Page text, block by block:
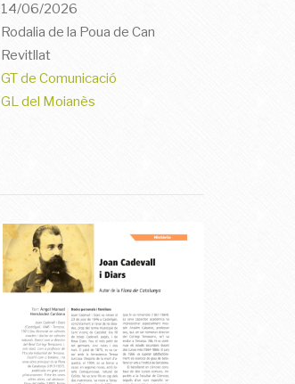
14/06/2026
Rodalia de la Poua de Can
Revitllat
GT de Comunicació
GL del Moianès